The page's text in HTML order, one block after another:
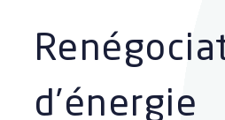
d’énergie